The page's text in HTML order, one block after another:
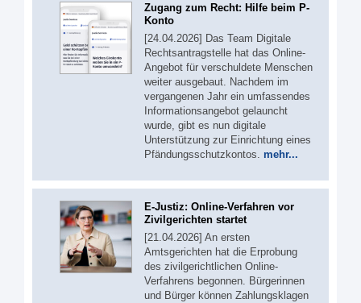
Zugang zum Recht: Hilfe beim P-
Konto
[24.04.2026] Das Team Digitale
Rechtsantragstelle hat das Online-
Angebot für verschuldete Menschen
weiter ausgebaut. Nachdem im
vergangenen Jahr ein umfassendes
Informationsangebot gelauncht
wurde, gibt es nun digitale
Unterstützung zur Einrichtung eines
Pfändungsschutzkontos. mehr...
E-Justiz: Online-Verfahren vor
Zivilgerichten startet
[21.04.2026] An ersten
Amtsgerichten hat die Erprobung
des zivilgerichtlichen Online-
Verfahrens begonnen. Bürgerinnen
und Bürger können Zahlungsklagen